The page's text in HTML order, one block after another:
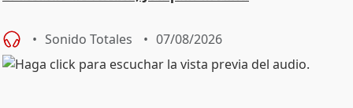
Sonido Totales 07/08/2026